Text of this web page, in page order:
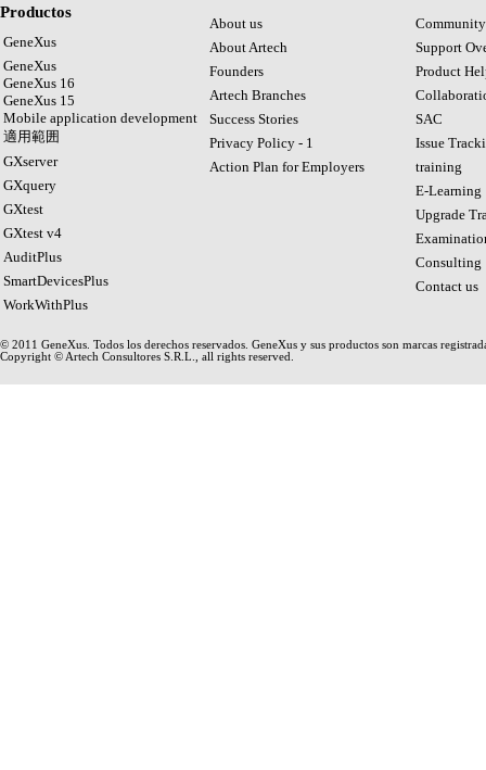
Productos
GeneXus
GeneXus
GeneXus 16
GeneXus 15
Mobile application development
適用範囲
GXserver
GXquery
GXtest
GXtest v4
AuditPlus
SmartDevicesPlus
WorkWithPlus
About us
About Artech
Founders
Artech Branches
Success Stories
Privacy Policy - 1
Action Plan for Employers
Community
Support
Product
SAC
Issue
training
E-Learning
Upgrade
Consulting
Contact us
© 2011 GeneXus. Todos los derechos reservados. GeneXus y sus productos son marcas
Copyright © Artech Consultores S.R.L., all rights reserved.